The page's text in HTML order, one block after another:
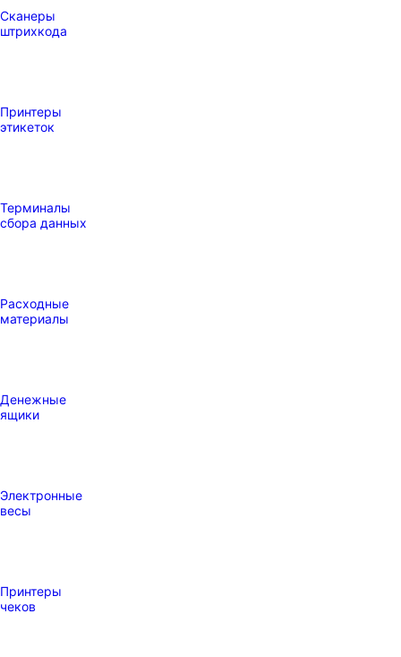
Сканеры
штрихкода
Принтеры
этикеток
Терминалы
сбора данных
Расходные
материалы
Денежные
ящики
Электронные
весы
Принтеры
чеков